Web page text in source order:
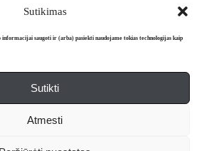
Sutikimas
saugoti ir (arba) pasiekti naudojame tokias technologijas kaip
Sutikti
Atmesti